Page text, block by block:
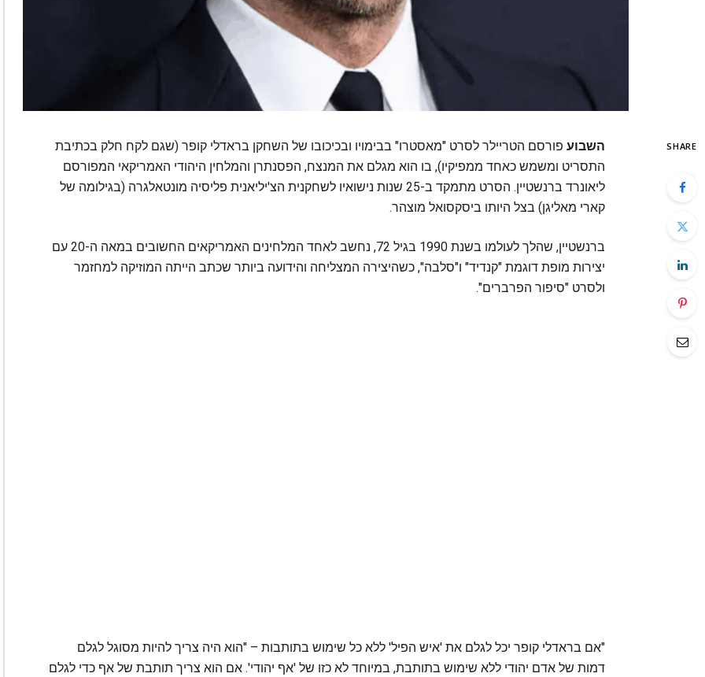
SHARE השבוע פורסם הטריילר לסרט "מאסטרו" בבימויו ובכיכובו של השחקן בראדלי קופר (שגם לקח חלק בכתיבת
התסריט ומשמש כאחד ממפיקיו), בו הוא מגלם את המנצח, הפסנתרן והמלחין היהודי האמריקאי המפורסם
ליאונרד ברנשטיין. הסרט מתמקד ב-25 שנות נישואיו לשחקנית הצ'יליאנית פליסיה מונטאלגרה (בגילומה של
קארי מאליגן) בצל היותו ביסקסואל מוצהר.
ברנשטיין, שהלך לעולמו בשנת 1990 בגיל 72, נחשב לאחד המלחינים האמריקאים החשובים במאה ה-20 עם
יצירות מופת דוגמת "קנדיד" ו"סלבה", כשהיצירה המצליחה והידועה ביותר שכתב הייתה המוזיקה למחזמר
ולסרט "סיפור הפרברים".
"אם בראדלי קופר יכל לגלם את 'איש הפיל' ללא כל שימוש בתותבות – "הוא היה צריך להיות מסוגל לגלם
דמות של אדם יהודי ללא שימוש בתותבת, במיוחד לא כזו של 'אף יהודי'. אם הוא צריך תותבת של אף כדי לגלם